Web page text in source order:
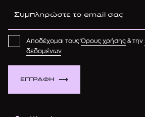
ΕΓΓΡΑΦΗ
Αποδέχομαι τουςΌρους χρήσης & την
δεδομένων.